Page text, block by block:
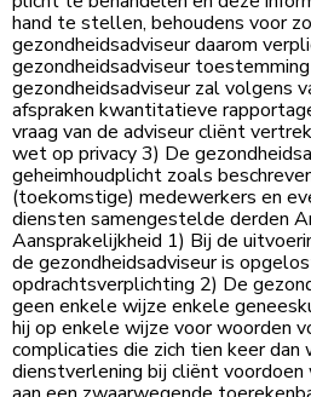
hand te stellen, behoudens voor
gezondheidsadviseur daarom
gezondheidsadviseur
gezondheidsadviseur zal volgens
afspraken kwantitatieve
vraag van de adviseur cliënt
wet op privacy 3) De
geheimhoudplicht zoals
(toekomstige) medewerkers en
diensten samengestelde derden
Aansprakelijkheid 1) Bij de
de gezondheidsadviseur is
opdrachtsverplichting 2) De
geen enkele wijze enkele
hij op enkele wijze voor woorden
complicaties die zich tien keer dan
dienstverlening bij cliënt